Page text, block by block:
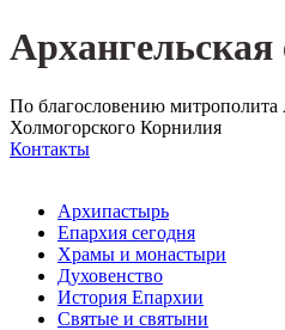
Архангельская
По благословению митрополита
Холмогорского Корнилия
Контакты
Архипастырь
Епархия сегодня
Храмы и монастыри
Духовенство
История Епархии
Святые и святыни